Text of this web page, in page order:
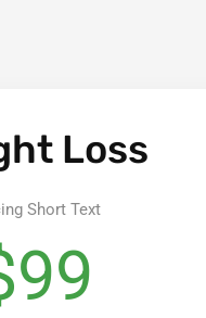
Loss
Short Text